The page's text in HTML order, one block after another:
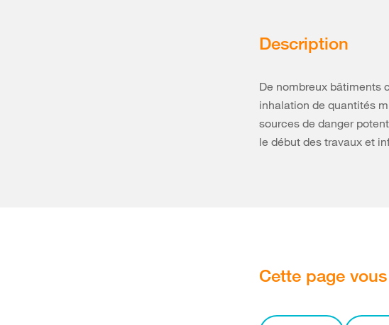
Description
De nombreux bâtiments
inhalation de quantités
sources de danger
le début des travaux et
Cette page